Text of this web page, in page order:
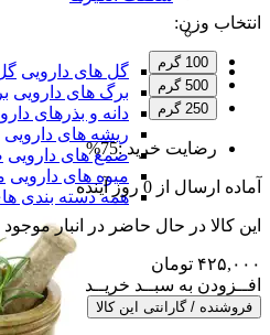
گل های دارویی
برگ های دارویی
دانه و بذرهای
ریشه های دارویی
صمغ های دارویی
میوه های دارویی
همه دسته بندی
انتخاب وزن:
100 گرم
500 گرم
250 گرم
رضایت خرید :75%
آماده ارسال از 0 روز آینده
این کالا در حال حاضر در انبار
۴۲۵,۰۰۰ تومان
افــزودن به سبــد خریــد
فروشنده / گارانتی این کالا